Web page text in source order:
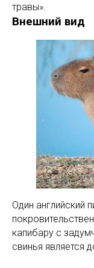
травы».
Внешний вид
Один английский
капибару с
свинья является